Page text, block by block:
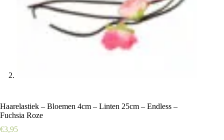
Haarelastiek – Bloemen 4cm – Linten 25cm – Endless –
Fuchsia Roze
€3,95